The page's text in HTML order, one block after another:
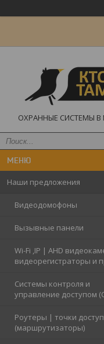
ОХРАННЫЕ СИСТЕМЫ В
Наши предложения
Видеодомофоны
Вызывные панели
Wi-Fi ,IP | AHD
видеорегистраторы и
Системы контроля и
управление доступом
Роутеры | точки
(маршрутизаторы)